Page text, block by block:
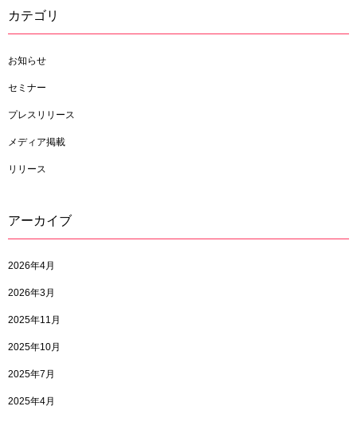
カテゴリ
お知らせ
セミナー
プレスリリース
メディア掲載
リリース
アーカイブ
2026年4月
2026年3月
2025年11月
2025年10月
2025年7月
2025年4月